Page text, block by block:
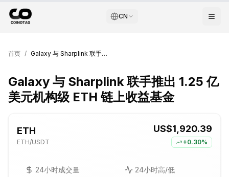
CN
首页 / Galaxy 与 Sharplink 联手推出 1.25 亿美元机构级 ETH 链上收益基金
Galaxy 与 Sharplink 联手推出 1.25 亿
美元机构级 ETH 链上收益基金
ETH
ETH/USDT
US$1,920.39
+0.30%
24小时成交量
24小时高/低